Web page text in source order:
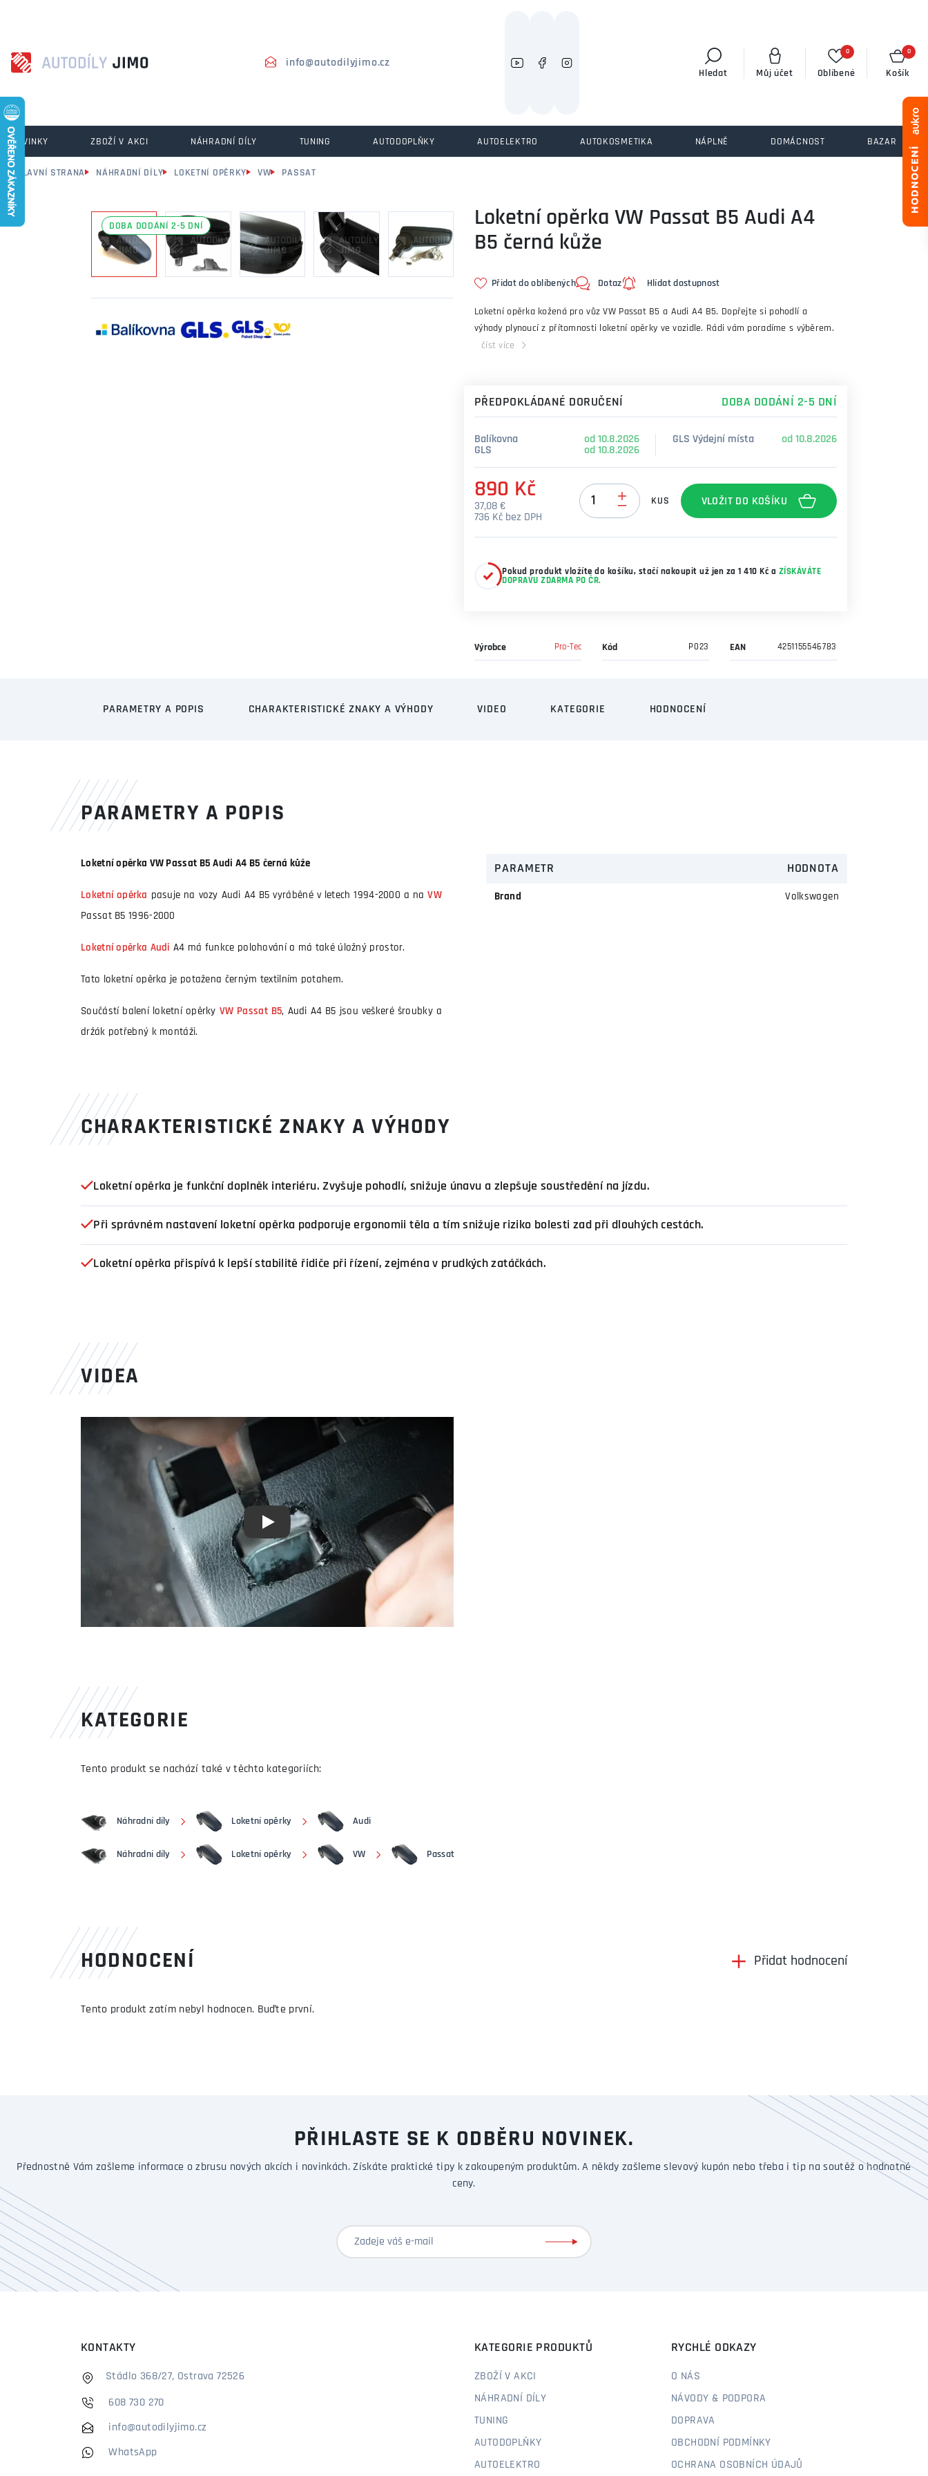
info@autodilyjimo.cz
Hledat Můj účet
0
Oblíbené
0
Košík
NOVINKY ZBOŽÍ V AKCI NÁHRADNÍ DÍLY TUNING AUTODOPLŇKY AUTOELEKTRO AUTOKOSMETIKA NÁPLNĚ DOMÁCNOST BAZAR
HLAVNÍ STRANA NÁHRADNÍ DÍLY LOKETNÍ OPĚRKY VW PASSAT
DOBA DODÁNÍ 2-5 DNÍ
Loketní opěrka VW Passat B5 Audi A4
B5 černá kůže
Přidat do oblíbených Dotaz Hlídat dostupnost
Loketní opěrka kožená pro vůz VW Passat B5 a Audi A4 B5. Dopřejte si pohodlí a
výhody plynoucí z přítomnosti loketní opěrky ve vozidle. Rádi vám poradíme s výběrem.
číst více
PŘEDPOKLÁDANÉ DORUČENÍ DOBA DODÁNÍ 2-5 DNÍ
Balíkovna
od 10.8.2026
GLS
od 10.8.2026
GLS Výdejní místa od 10.8.2026
890 Kč
37,08 €
736 Kč bez DPH
Množství
KUS
Pokud produkt vložíte do košíku, stačí nakoupit už jen za 1 410 Kč a ZÍSKÁVÁTE
DOPRAVU ZDARMA PO ČR.
Výrobce Pro-Tec Kód P023 EAN 4251155546783
PARAMETRY A POPIS CHARAKTERISTICKÉ ZNAKY A VÝHODY VIDEO KATEGORIE HODNOCENÍ
PARAMETRY A POPIS
Loketní opěrka VW Passat B5 Audi A4 B5 černá kůže
Loketní opěrka pasuje na vozy Audi A4 B5 vyráběné v letech 1994-2000 a naVW
Passat B5 1996-2000
Loketní opěrka Audi A4 má funkce polohování a má také úložný prostor.
Tato loketní opěrka je potažena černým textilním potahem.
Součástí balení loketní opěrky VW Passat B5, Audi A4 B5 jsou veškeré šroubky a
držák potřebný k montáži.
PARAMETR HODNOTA
Brand Volkswagen
CHARAKTERISTICKÉ ZNAKY A VÝHODY
Loketní opěrka je funkční doplněk interiéru. Zvyšuje pohodlí, snižuje únavu a zlepšuje soustředění na jízdu.
Při správném nastavení loketní opěrka podporuje ergonomii těla a tím snižuje riziko bolesti zad při dlouhých cestách.
Loketní opěrka přispívá k lepší stabilitě řidiče při řízení, zejména v prudkých zatáčkách.
VIDEA
Youtube video
KATEGORIE
Tento produkt se nachází také v těchto kategoriích:
Náhradní díly Loketní opěrky Audi
Náhradní díly Loketní opěrky VW Passat
HODNOCENÍ Přidat hodnocení
Tento produkt zatím nebyl hodnocen. Buďte první.
PŘIHLASTE SE K ODBĚRU NOVINEK.
Přednostně Vám zašleme informace o zbrusu nových akcích i novinkách. Získáte praktické tipy k zakoupeným produktům. A někdy zašleme slevový kupón nebo třeba i tip na soutěž o hodnotné
ceny.
KONTAKTY
Stádlo 368/27, Ostrava 72526
608 730 270
info@autodilyjimo.cz
WhatsApp
KATEGORIE PRODUKTŮ
ZBOŽÍ V AKCI
NÁHRADNÍ DÍLY
TUNING
AUTODOPLŇKY
AUTOELEKTRO
RYCHLÉ ODKAZY
O NÁS
NÁVODY & PODPORA
DOPRAVA
OBCHODNÍ PODMÍNKY
OCHRANA OSOBNÍCH ÚDAJŮ
Můžeme vám pomoci něco najít?